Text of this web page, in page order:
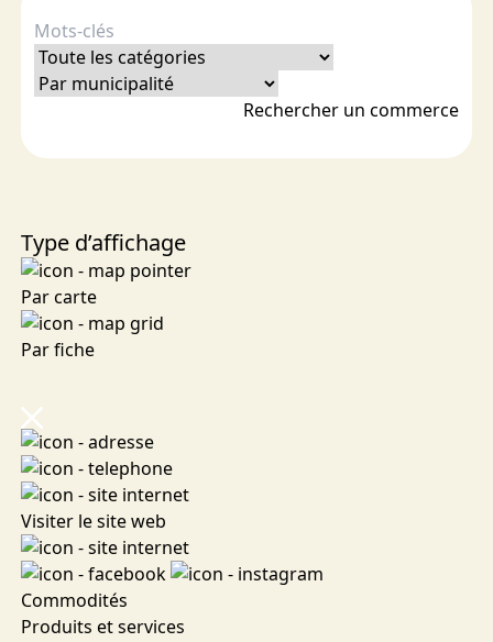
Rechercher un commerce
Type d’affichage
Par carte
Par fiche
Visiter le site web
Commodités
Produits et services